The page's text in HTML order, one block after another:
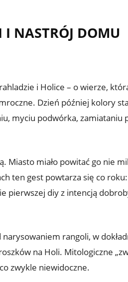
I NASTRÓJ DOMU
i Holice – o wierze,
Dzień później kolory
myciu podwórka, zamiataniu
Miasto miało powitać go nie
ten gest powtarza się co roku:
pierwszej diy z intencją
rangoli, w
na Holi. Mitologiczne
zwykle niewidoczne.